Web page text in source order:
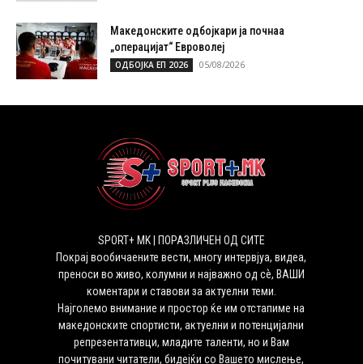
Македонските одбојкари ја почнаа
„операцијат“ Евроволеј
ОДБОЈКА ЕП 2026 05/08/2026
SPORT+ MK | ПОРАЗЛИЧЕН ОД СИТЕ
Покрај вообичаените вести, многу интервјуа, видеа,
преноси во живо, колумни и најважно од сѐ, ВАШИ
коментари и ставови за актуелни теми.
Најголемо внимание и простор ќе им отстапиме на
македонските спортисти, актуелни и потенцијални
репрезентативци, младите таленти, но и Вам
почитувани читатели, бидејќи со Вашето мислење,